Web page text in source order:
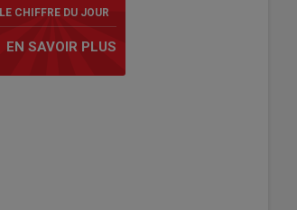
LE CHIFFRE DU JOUR
EN SAVOIR PLUS